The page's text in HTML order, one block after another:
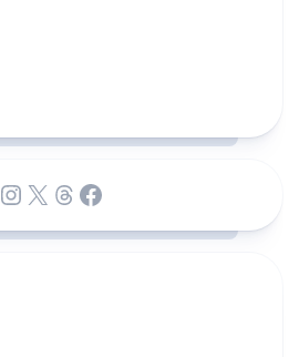
Instagram
X Threads
Facebook